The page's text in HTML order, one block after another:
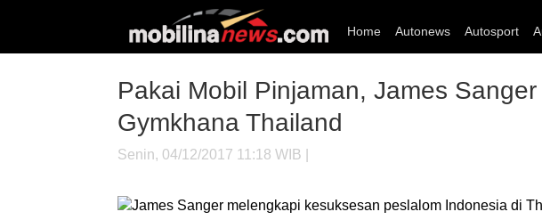
Home Autonews Autosport
Pakai Mobil Pinjaman, James
Gymkhana Thailand
Senin, 04/12/2017 11:18 WIB |